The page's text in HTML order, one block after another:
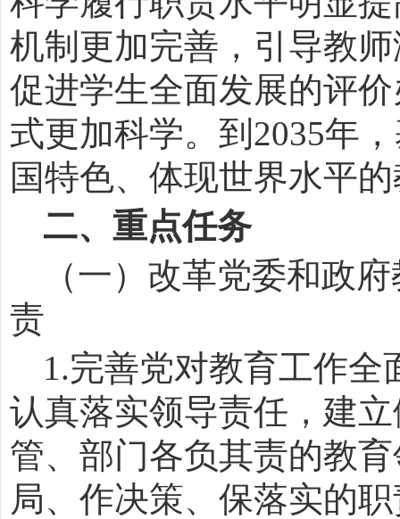
机制更加完善，引导教
促进学生全面发展的评
式更加科学。到 2035年
国特色、体现世界水平
二、重点任务
（一）改革党委和政
责
1.完善党对教育工作全
认真落实领导责任，建
管、部门各负其责的教
局、作决策、保落实的